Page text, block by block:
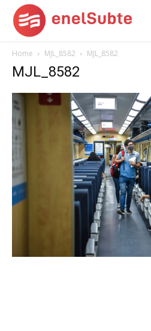
Home MJL_8582 MJL_8582
MJL_8582